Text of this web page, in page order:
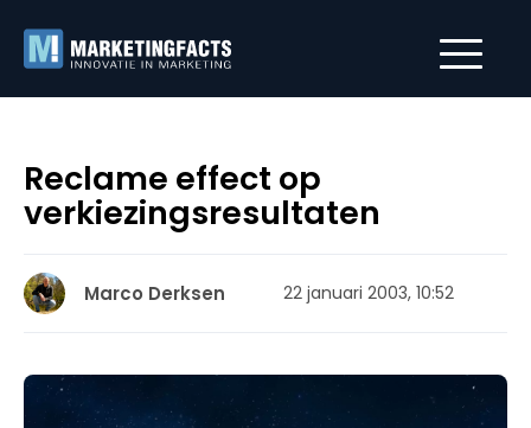
Reclame effect op
verkiezingsresultaten
Marco Derksen 22 januari 2003, 10:52